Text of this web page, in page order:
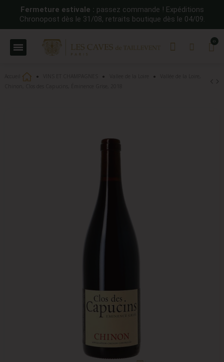
Fermeture estivale : passez commande ! Expéditions
Chronopost dès le 31/08, retraits boutique dès le 04/09.